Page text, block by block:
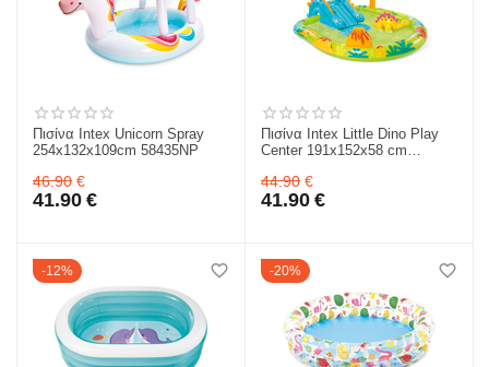
Πισίνα Intex Unicorn Spray
254x132x109cm 58435NP
46.90 €
41.90 €
Πισίνα Intex Little Dino Play
Center 191x152x58 cm
44.90 €
41.90 €
12% 20%